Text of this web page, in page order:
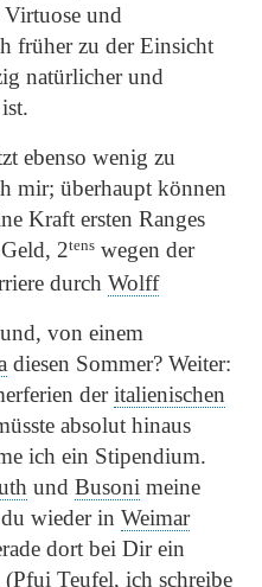
und
früher zu der Einsicht
natürlicher und
ebenso wenig zu
mir; überhaupt können
Kraft ersten Ranges
2tens wegen der
durch Wolff
von einem
diesen Sommer? Weiter:
deritalienischen
absolut hinaus
ich ein Stipendium.
und Busoni meine
wieder in Weimar
dort bei Dir ein
(Pfui Teufel, ich schreibe